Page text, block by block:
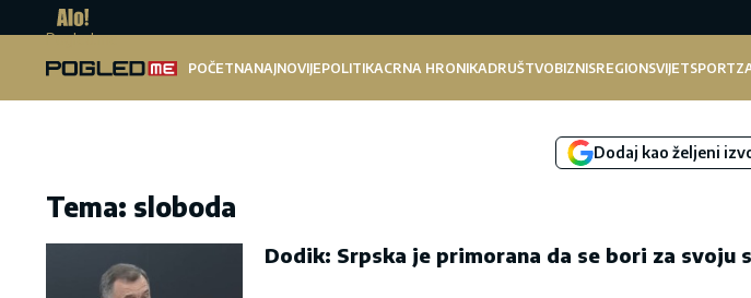
Pogled.me
POČETNANAJNOVIJEPOLITIKACRNA HRONIKADRUŠTVOBIZNISREGIONSVIJETSPORT
Dodaj kao željeni
Tema: sloboda
Dodik: Srpska je primorana da se bori za svoju